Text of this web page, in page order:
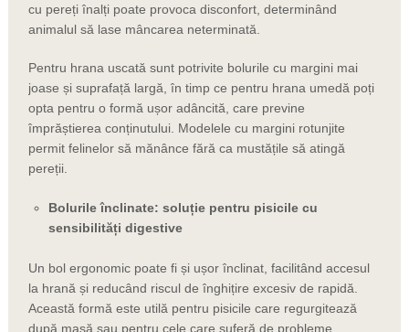
cu pereți înalți poate provoca disconfort, determinând
animalul să lase mâncarea neterminată.
Pentru hrana uscată sunt potrivite bolurile cu margini mai
joase și suprafață largă, în timp ce pentru hrana umedă poți
opta pentru o formă ușor adâncită, care previne
împrăștierea conținutului. Modelele cu margini rotunjite
permit felinelor să mănânce fără ca mustățile să atingă
pereții.
Bolurile înclinate: soluție pentru pisicile cu
sensibilități digestive
Un bol ergonomic poate fi și ușor înclinat, facilitând accesul
la hrană și reducând riscul de înghițire excesiv de rapidă.
Această formă este utilă pentru pisicile care regurgitează
după masă sau pentru cele care suferă de probleme